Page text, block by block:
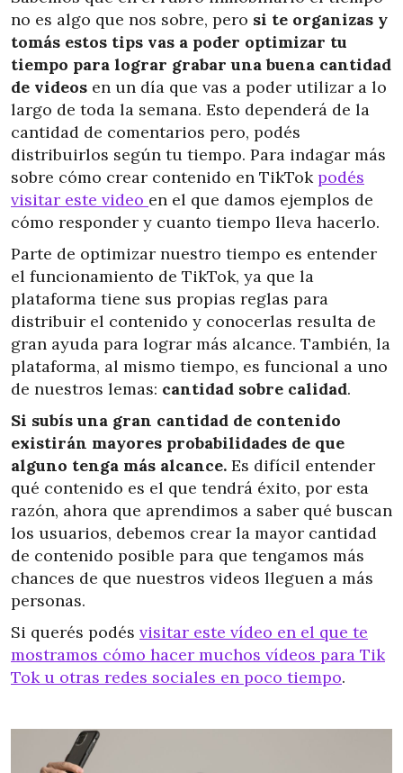
no es algo que nos sobre, pero si te organizas y
tomás estos tips vas a poder optimizar tu
tiempo para lograr grabar una buena cantidad
de videos en un día que vas a poder utilizar a lo
largo de toda la semana. Esto dependerá de la
cantidad de comentarios pero, podés
distribuirlos según tu tiempo. Para indagar más
sobre cómo crear contenido en TikTok podés
visitar este video en el que damos ejemplos de
cómo responder y cuanto tiempo lleva hacerlo.
Parte de optimizar nuestro tiempo es entender
el funcionamiento de TikTok, ya que la
plataforma tiene sus propias reglas para
distribuir el contenido y conocerlas resulta de
gran ayuda para lograr más alcance. También, la
plataforma, al mismo tiempo, es funcional a uno
de nuestros lemas: cantidad sobre calidad.
Si subís una gran cantidad de contenido
existirán mayores probabilidades de que
alguno tenga más alcance. Es difícil entender
qué contenido es el que tendrá éxito, por esta
razón, ahora que aprendimos a saber qué buscan
los usuarios, debemos crear la mayor cantidad
de contenido posible para que tengamos más
chances de que nuestros videos lleguen a más
personas.
Si querés podés visitar este vídeo en el que te
mostramos cómo hacer muchos vídeos para Tik
Tok u otras redes sociales en poco tiempo.